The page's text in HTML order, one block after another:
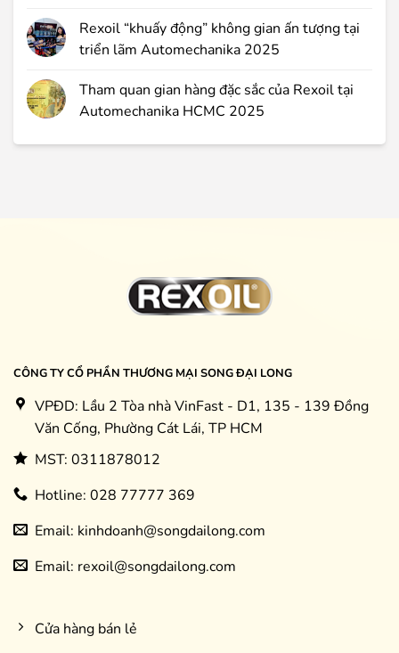
Rexoil “khuấy động” không gian ấn tượng tại
triển lãm Automechanika 2025
Tham quan gian hàng đặc sắc của Rexoil tại
Automechanika HCMC 2025
CÔNG TY CỔ PHẦN THƯƠNG MẠI SONG ĐẠI LONG
VPĐD: Lầu 2 Tòa nhà VinFast - D1, 135 - 139 Đồng
Văn Cống, Phường Cát Lái, TP HCM
MST: 0311878012
Hotline: 028 77777 369
Email: kinhdoanh@songdailong.com
Email: rexoil@songdailong.com
Cửa hàng bán lẻ